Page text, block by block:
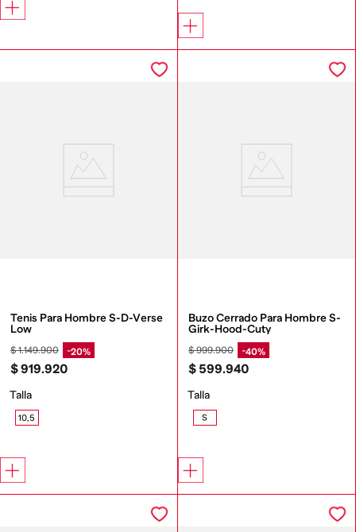
Tenis Para Hombre S-D-Verse
Low
$1.149.900 20%
$919.920
Talla
10,5
Buzo Cerrado Para Hombre S-
Girk-Hood-Cuty
$999.900 40%
$ 599.940
Talla
S